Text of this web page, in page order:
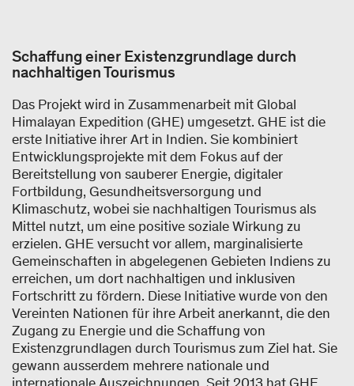
Schaffung einer Existenzgrundlage durch
nachhaltigen Tourismus
Das Projekt wird in Zusammenarbeit mit Global
Himalayan Expedition (GHE) umgesetzt. GHE ist die
erste Initiative ihrer Art in Indien. Sie kombiniert
Entwicklungsprojekte mit dem Fokus auf der
Bereitstellung von sauberer Energie, digitaler
Fortbildung, Gesundheitsversorgung und
Klimaschutz, wobei sie nachhaltigen Tourismus als
Mittel nutzt, um eine positive soziale Wirkung zu
erzielen. GHE versucht vor allem, marginalisierte
Gemeinschaften in abgelegenen Gebieten Indiens zu
erreichen, um dort nachhaltigen und inklusiven
Fortschritt zu fördern. Diese Initiative wurde von den
Vereinten Nationen für ihre Arbeit anerkannt, die den
Zugang zu Energie und die Schaffung von
Existenzgrundlagen durch Tourismus zum Ziel hat. Sie
gewann ausserdem mehrere nationale und